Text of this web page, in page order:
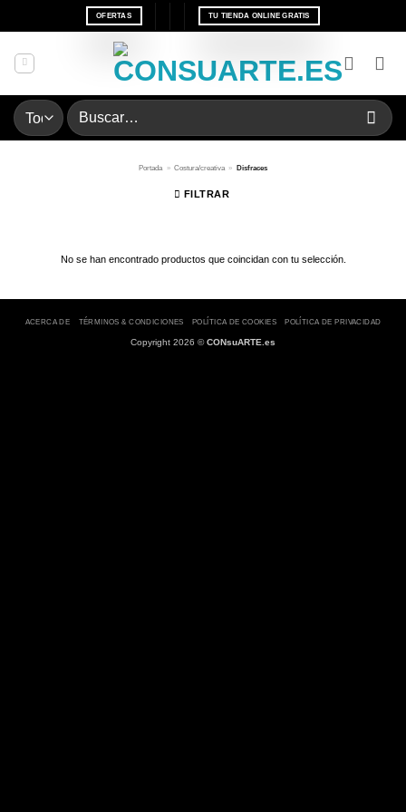
OFERTAS TU TIENDA ONLINE GRATIS
Buscar
por:
Portada » Costura/creativa » Disfraces
FILTRAR
No se han encontrado productos que coincidan con tu selección.
ACERCA DE TÉRMINOS & CONDICIONES POLÍTICA DE COOKIES POLÍTICA DE PRIVACIDAD
Copyright 2026 ©CONsuARTE.es